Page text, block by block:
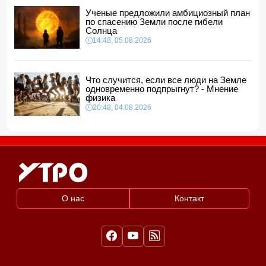
11:16, 06.08.2026
Ученые предложили амбициозный план
по спасению Земли после гибели
Солнца
14:48, 05.08.2026
Что случится, если все люди на Земле
одновременно подпрыгнут? - Мнение
физика
20:48, 04.08.2026
О нас Контакт